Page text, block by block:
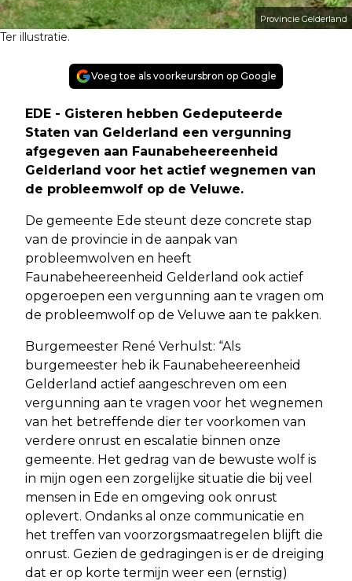
Provincie Gelderland
Ter illustratie.
Voeg toe als voorkeursbron op Google
EDE - Gisteren hebben Gedeputeerde
Staten van Gelderland een vergunning
afgegeven aan Faunabeheereenheid
Gelderland voor het actief wegnemen van
de probleemwolf op de Veluwe.
De gemeente Ede steunt deze concrete stap
van de provincie in de aanpak van
probleemwolven en heeft
Faunabeheereenheid Gelderland ook actief
opgeroepen een vergunning aan te vragen om
de probleemwolf op de Veluwe aan te pakken.
Burgemeester René Verhulst: “Als
burgemeester heb ik Faunabeheereenheid
Gelderland actief aangeschreven om een
vergunning aan te vragen voor het wegnemen
van het betreffende dier ter voorkomen van
verdere onrust en escalatie binnen onze
gemeente. Het gedrag van de bewuste wolf is
in mijn ogen een zorgelijke situatie die bij veel
mensen in Ede en omgeving ook onrust
oplevert. Ondanks al onze communicatie en
het treffen van voorzorgsmaatregelen blijft die
onrust. Gezien de gedragingen is er de dreiging
dat er op korte termijn weer een (ernstig)